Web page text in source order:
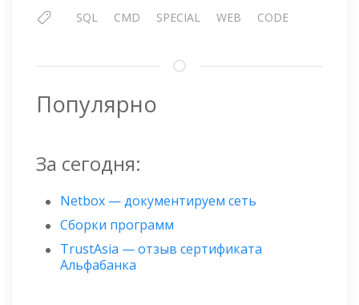
SQL CMD SPECIAL WEB CODE
Популярно
За сегодня:
Netbox — документируем сеть
Сборки программ
TrustAsia — отзыв сертификата
Альфабанка